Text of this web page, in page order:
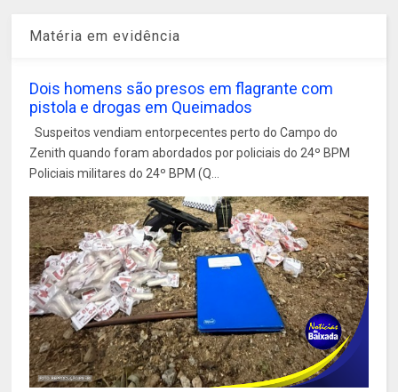
Matéria em evidência
Dois homens são presos em flagrante com
pistola e drogas em Queimados
Suspeitos vendiam entorpecentes perto do Campo do
Zenith quando foram abordados por policiais do 24º BPM
Policiais militares do 24º BPM (Q...